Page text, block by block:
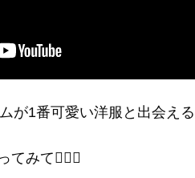
が1番可愛い洋服と出会
みて🙋‍♀️✨